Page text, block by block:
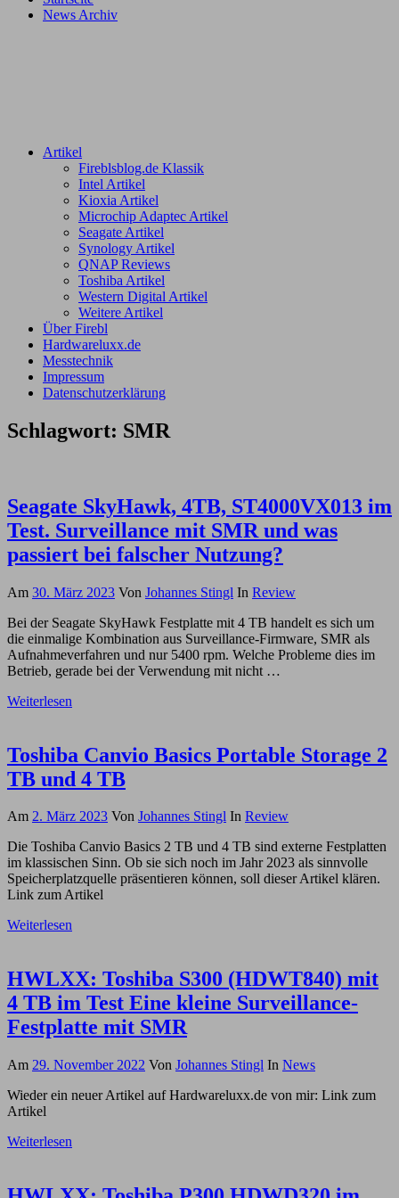
News Archiv
Artikel
Fireblsblog.de Klassik
Intel Artikel
Kioxia Artikel
Microchip Adaptec Artikel
Seagate Artikel
Synology Artikel
QNAP Reviews
Toshiba Artikel
Western Digital Artikel
Weitere Artikel
Über Firebl
Hardwareluxx.de
Messtechnik
Impressum
Datenschutzerklärung
Schlagwort: SMR
Seagate SkyHawk, 4TB, ST4000VX013 im
Test. Surveillance mit SMR und was
passiert bei falscher Nutzung?
Am 30. März 2023 Von Johannes Stingl In Review
Bei der Seagate SkyHawk Festplatte mit 4 TB handelt es sich um
die einmalige Kombination aus Surveillance-Firmware, SMR als
Aufnahmeverfahren und nur 5400 rpm. Welche Probleme dies im
Betrieb, gerade bei der Verwendung mit nicht …
Weiterlesen
Toshiba Canvio Basics Portable Storage 2
TB und 4 TB
Am 2. März 2023 Von Johannes Stingl In Review
Die Toshiba Canvio Basics 2 TB und 4 TB sind externe Festplatten
im klassischen Sinn. Ob sie sich noch im Jahr 2023 als sinnvolle
Speicherplatzquelle präsentieren können, soll dieser Artikel klären.
Link zum Artikel
Weiterlesen
HWLXX: Toshiba S300 (HDWT840) mit
4 TB im Test Eine kleine Surveillance-
Festplatte mit SMR
Am 29. November 2022 Von Johannes Stingl In News
Wieder ein neuer Artikel auf Hardwareluxx.de von mir: Link zum
Artikel
Weiterlesen